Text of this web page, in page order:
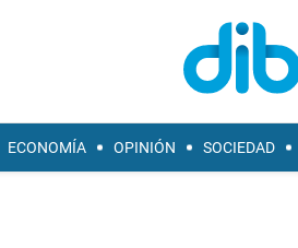
ECONOMÍA OPINIÓN SOCIEDAD